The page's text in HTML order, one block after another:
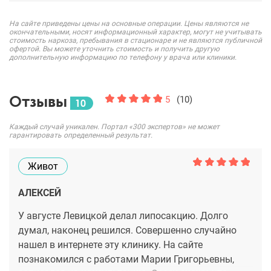
На сайте приведены цены на основные операции. Цены являются не
окончательными, носят информационный характер, могут не учитывать
стоимость наркоза, пребывания в стационаре и не являются публичной
офертой. Вы можете уточнить стоимость и получить другую
дополнительную информацию по телефону у врача или клиники.
Отзывы 10 5 (10)
Каждый случай уникален. Портал «300 экспертов» не может
гарантировать определенный результат.
Живот
АЛЕКСЕЙ
У августе Левицкой делал липосакцию. Долго
думал, наконец решился. Совершенно случайно
нашел в интернете эту клинику. На сайте
познакомился с работами Марии Григорьевны,